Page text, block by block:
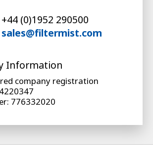
+44 (0)1952 290500
sales@filtermist.com
Information
company registration
776332020